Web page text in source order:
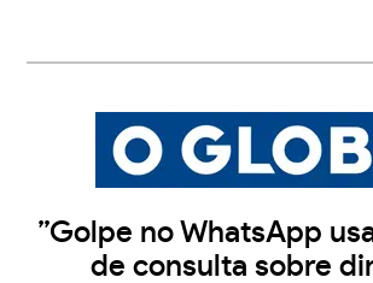
”Golpe no WhatsApp
de consulta sobre